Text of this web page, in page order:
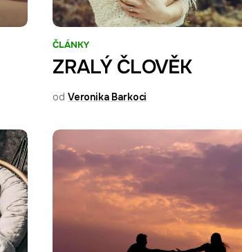
ČLÁNKY
ZRALÝ ČLOVĚK
od Veronika Barkoci